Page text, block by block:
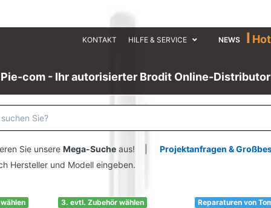
KONTAKT HILFE & SERVICE NEWS I
Pie-com - Ihr autorisierter Brodit Online-Distributor
Sie unsere Mega-Sucheaus! | Projektanfragen &
und Modell eingeben.
3. evtl. Zubehör wählen Reparaturen von